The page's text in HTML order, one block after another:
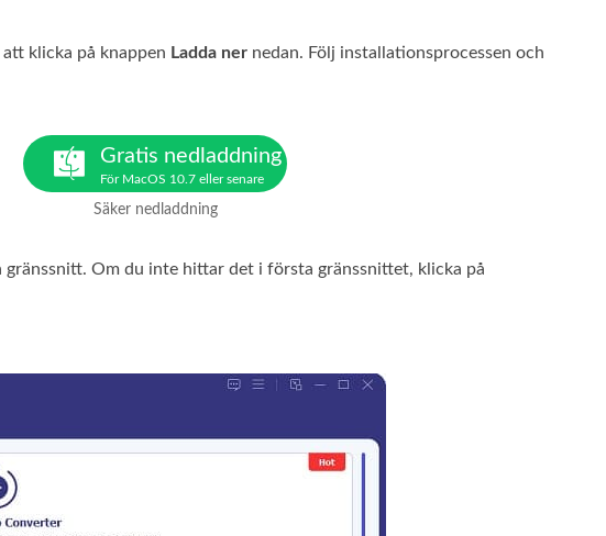
klicka på knappen Ladda ner nedan. Följ installationsprocessen och
Gratis nedladdning
För MacOS 10.7 eller senare
Säker nedladdning
gränssnitt. Om du inte hittar det i första gränssnittet, klicka på